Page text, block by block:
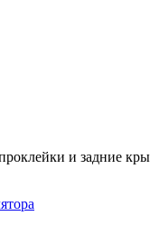
и задние